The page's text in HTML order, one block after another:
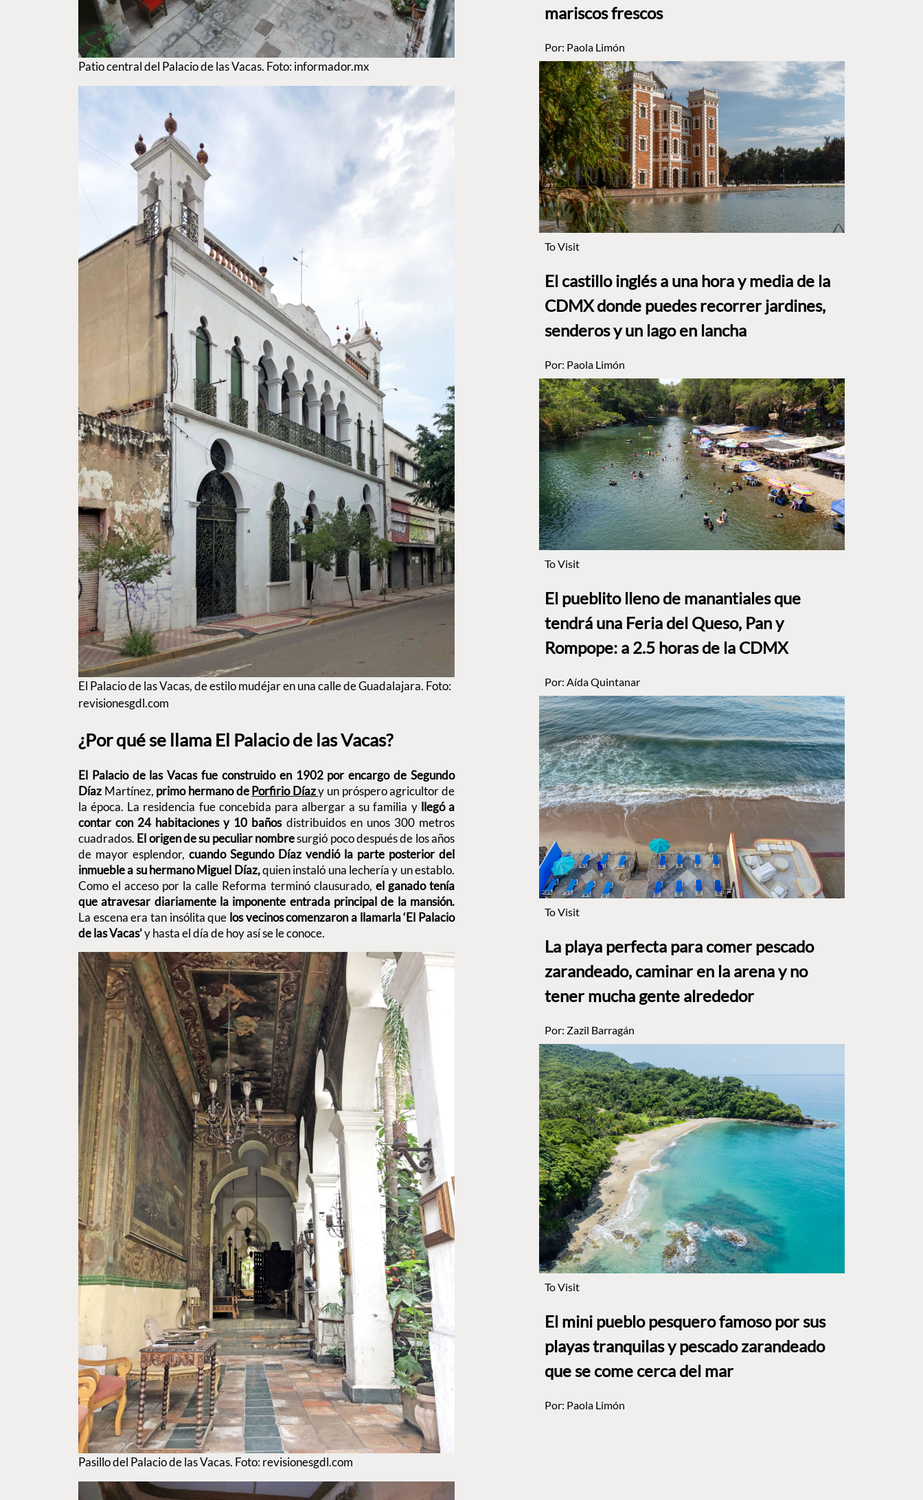
Patio central del Palacio de las Vacas. Foto: informador.mx
El Palacio de las Vacas, de estilo mudéjar en una calle de Guadalajara. Foto:
revisionesgdl.com
¿Por qué se llama El Palacio de las Vacas?
El Palacio de las Vacas fue construido en 1902 por encargo de Segundo
Díaz Martínez, primo hermano dePorfirio Díazy un próspero agricultor de
la época. La residencia fue concebida para albergar a su familia y llegó a
contar con 24 habitaciones y 10 bañosdistribuidos en unos 300 metros
cuadrados. El origen de su peculiar nombresurgió poco después de los años
de mayor esplendor, cuando Segundo Díaz vendió la parte posterior del
inmueble a su hermano Miguel Díaz,quien instaló una lechería y un establo.
Como el acceso por la calle Reforma terminó clausurado, el ganado tenía
que atravesar diariamente la imponente entrada principal de la mansión.
La escena era tan insólita que los vecinos comenzaron a llamarla ‘El Palacio
de las Vacas’y hasta el día de hoy así se le conoce.
Pasillo del Palacio de las Vacas. Foto: revisionesgdl.com
mariscos frescos
Por: Paola Limón
To Visit
El castillo inglés a una hora y media de la
CDMX donde puedes recorrer jardines,
senderos y un lago en lancha
Por: Paola Limón
To Visit
El pueblito lleno de manantiales que
tendrá una Feria del Queso, Pan y
Rompope: a 2.5 horas de la CDMX
Por: Aída Quintanar
To Visit
La playa perfecta para comer pescado
zarandeado, caminar en la arena y no
tener mucha gente alrededor
Por: Zazil Barragán
To Visit
El mini pueblo pesquero famoso por sus
playas tranquilas y pescado zarandeado
que se come cerca del mar
Por: Paola Limón